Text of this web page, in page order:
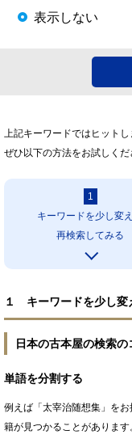
表示しない
上記キーワードではヒットし
ぜひ以下の方法をお試しくだ
1
キーワードを少し変
再検索してみる
１ キーワードを少し変
日本の古本屋の検索の
単語を分割する
例えば「太宰治随想集」を
籍が見つかることがあります